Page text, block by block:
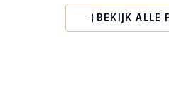
BEKIJK ALLE